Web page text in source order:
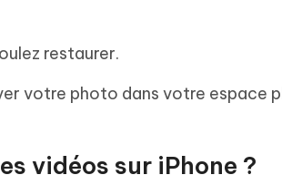
restaurer.
votre photo dans votre espace
vidéos sur iPhone ?